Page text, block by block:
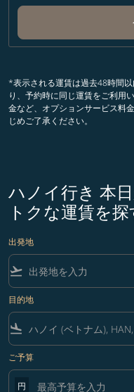
*表示される運賃は過去48時間
り、予約時に同じ運賃をご利用
金など、オプションサービス料
じめご了承ください。
ハノイ行き 本
トクな運賃を探
出発地
flight_takeoff
目的地
flight_land
ご予算
円